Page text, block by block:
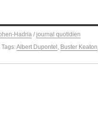
Hadria / journal quotidien
Tags:Albert Dupontel , Buster Keaton